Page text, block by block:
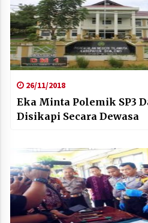
26/11/2018
Eka Minta Polemik SP3
Disikapi Secara Dewasa